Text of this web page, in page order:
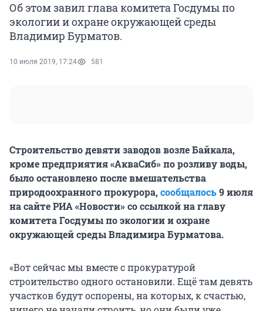
Об этом завил глава комитета Госдумы по
экологии и охране окружающей среды
Владимир Бурматов.
10 июля 2019, 17:24 581
Строительство девяти заводов возле Байкала,
кроме предприятия «АкваСиб» по розливу воды,
было остановлено после вмешательства
природоохранного прокурора,сообщалось9 июля
на сайте РИА «Новости» со ссылкой на главу
комитета Госдумы по экологии и охране
окружающей среды Владимира Бурматова.
«Вот сейчас мы вместе с прокуратурой
строительство одного остановили. Ещё там девять
участков будут оспорены, на которых, к счастью,